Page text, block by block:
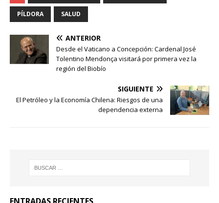
PÍLDORA SALUD
ANTERIOR
Desde el Vaticano a Concepción: Cardenal José
Tolentino Mendonça visitará por primera vez la
región del Biobío
SIGUIENTE
El Petróleo y la Economía Chilena: Riesgos de una
dependencia externa